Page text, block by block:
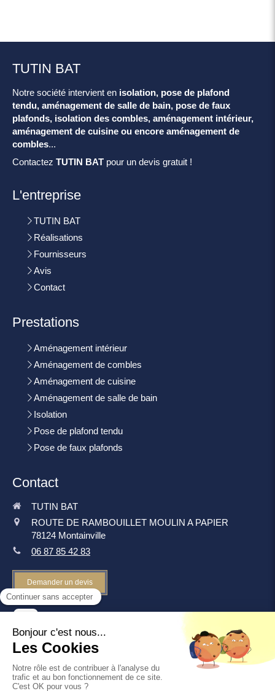
TUTIN BAT
Notre société intervient en isolation, pose de plafond
tendu, aménagement de salle de bain, pose de faux
plafonds, isolation des combles, aménagement intérieur,
aménagement de cuisine ou encore aménagement de
combles...
Contactez TUTIN BAT pour un devis gratuit !
L'entreprise
TUTIN BAT
Réalisations
Fournisseurs
Avis
Contact
Prestations
Aménagement intérieur
Aménagement de combles
Aménagement de cuisine
Aménagement de salle de bain
Isolation
Pose de plafond tendu
Pose de faux plafonds
Contact
TUTIN BAT
ROUTE DE RAMBOUILLET MOULIN A PAPIER
78124 Montainville
06 87 85 42 83
Demander un devis
©2019 TUTIN BAT - Rénovation intérieure
Plan du site